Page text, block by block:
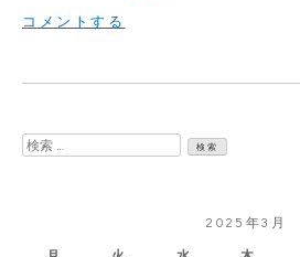
コメントする
人
検
2025年3月